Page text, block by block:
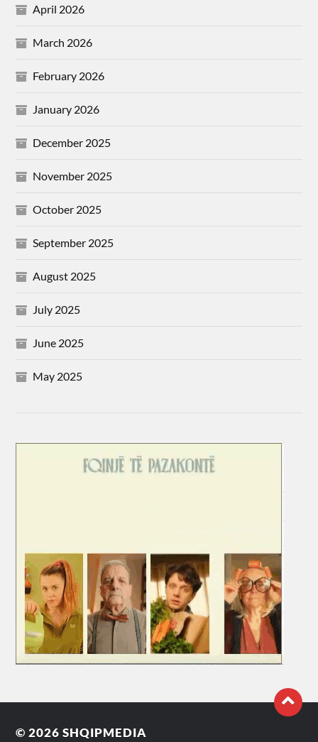
April 2026
March 2026
February 2026
January 2026
December 2025
November 2025
October 2025
September 2025
August 2025
July 2025
June 2025
May 2025
© 2026SHQIPMEDIA